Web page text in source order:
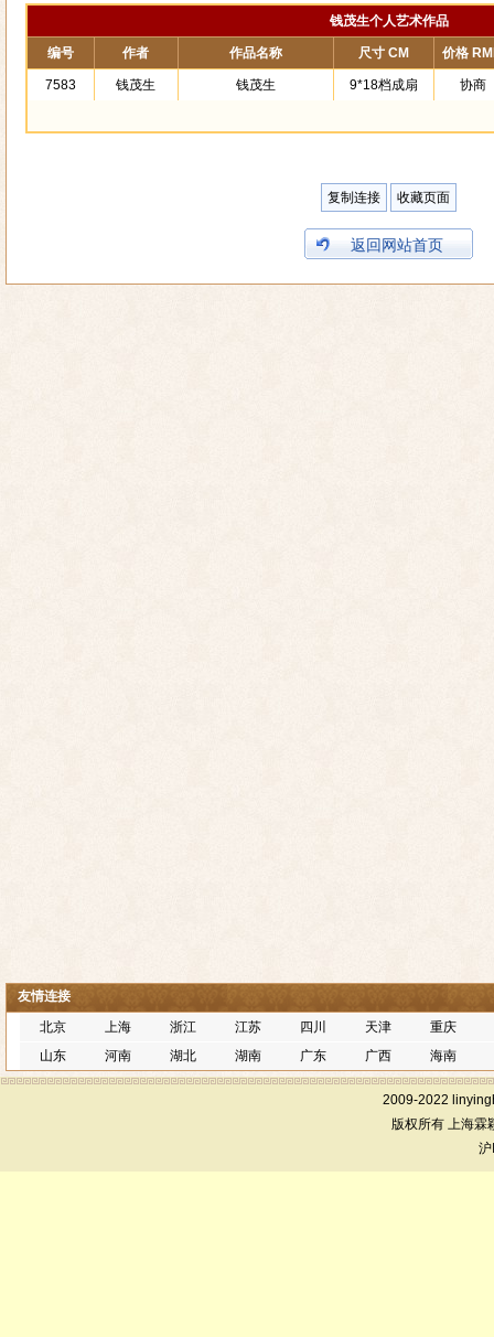
钱茂生个人艺术作品
编号 作者 作品名称 尺寸 CM 价格
7583 钱茂生 钱茂生 9*18档成扇 协商
复制连接 收藏页面
返回网站首页
友情连接
北京
上海 浙江 江苏 四川 天津
重庆
山东
河南 湖北 湖南 广东 广西 海南
2009-2022
版权所有 上海霖